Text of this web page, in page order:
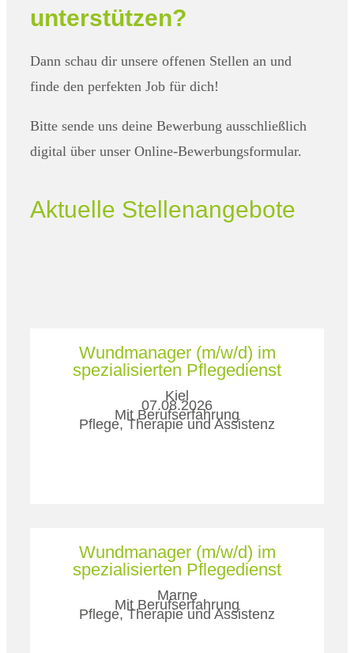
unterstützen?
Dann schau dir unsere offenen Stellen an und
finde den perfekten Job für dich!
Bitte sende uns deine Bewerbung ausschließlich
digital über unser Online-Bewerbungsformular.
Aktuelle Stellenangebote
Wundmanager (m/w/d) im
spezialisierten Pflegedienst
Kiel
07.08.2026
Mit Berufserfahrung
Pflege, Therapie und Assistenz
Wundmanager (m/w/d) im
spezialisierten Pflegedienst
Marne
Mit Berufserfahrung
Pflege, Therapie und Assistenz